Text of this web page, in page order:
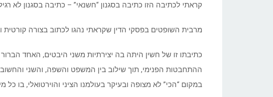
קראתי לכתיבה הזו כתיבה בסגנון “חשנאי” – כתיבה בסגנון לא
מרבית השופטים בפסקי הדין שקראתי נהגו לכתוב בצורה קורטית
כתיבתו זו של חשין היתה בה יצירתיות משני היבטים, האחד
ההתחבטות הפנימי, תוך שילוב בין המשפט והשפה, והשני והחשוב
במקום “הכי” לא מצופה ובעיקר בעולמנו הציני והוירטואלי, בו כל